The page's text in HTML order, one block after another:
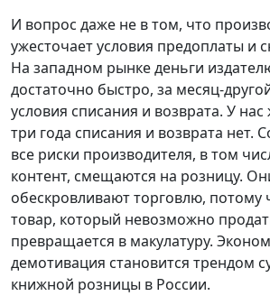
И вопрос даже не в том, что
ужесточает условия предоплаты и
На западном рынке деньги
достаточно быстро, за месяц-
условия списания и возврата. У
три года списания и возврата нет.
все риски производителя, в том
контент, смещаются на розницу.
обескровливают торговлю, потому
товар, который невозможно
превращается в макулатуру.
демотивация становится трендом
книжной розницы в России.